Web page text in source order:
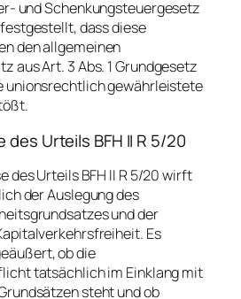
und Schenkungsteuergesetz
dass diese
den allgemeinen
aus Art. 3 Abs. 1 Grundgesetz
unionsrechtlich gewährleistete
Urteils BFH II R 5/20
des Urteils BFH II R 5/20 wirft
der Auslegung des
und der
Es
ob die
tatsächlich im Einklang mit
steht und ob